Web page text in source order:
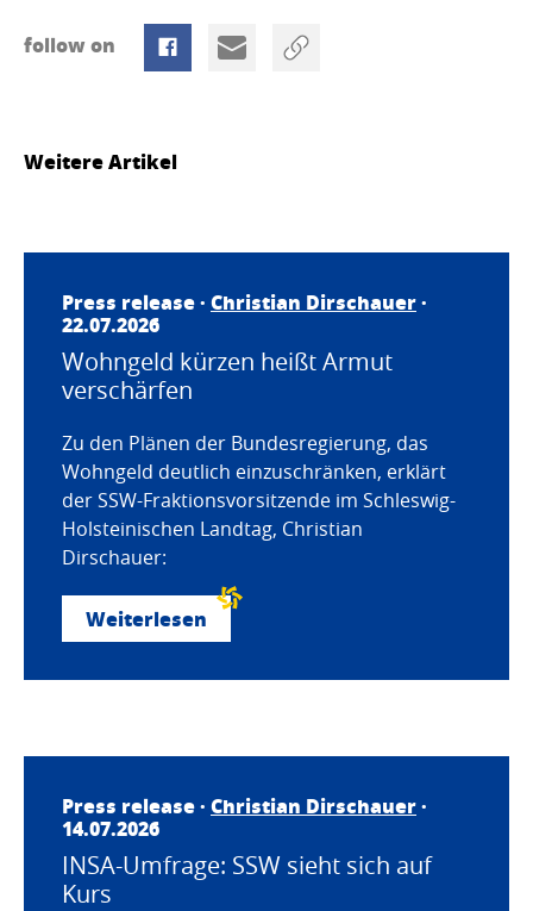
follow on
Weitere Artikel
Press release · Christian Dirschauer·
22.07.2026
Wohngeld kürzen heißt Armut
verschärfen
Zu den Plänen der Bundesregierung, das
Wohngeld deutlich einzuschränken, erklärt
der SSW-Fraktionsvorsitzende im Schleswig-
Holsteinischen Landtag, Christian
Dirschauer:
Weiterlesen
Press release · Christian Dirschauer·
14.07.2026
INSA-Umfrage: SSW sieht sich auf
Kurs